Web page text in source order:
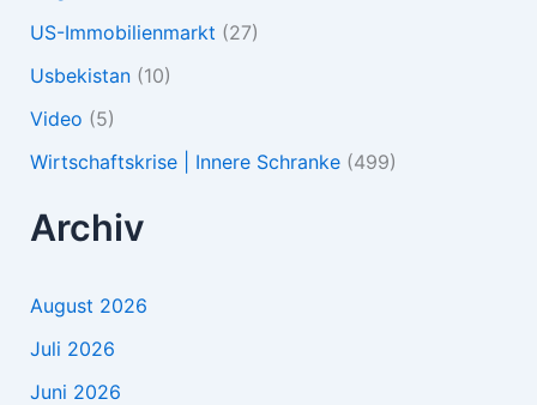
US-Immobilienmarkt (27)
Usbekistan(10)
Video (5)
Wirtschaftskrise | Innere Schranke(499)
Archiv
August 2026
Juli 2026
Juni 2026